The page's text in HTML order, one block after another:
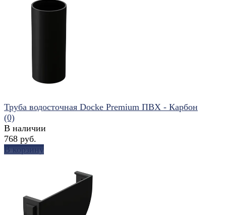
избранное
избранное сравнить
Труба водосточная Docke Premium ПВХ - Карбон
(0)
В наличии
768 руб.
В корзину